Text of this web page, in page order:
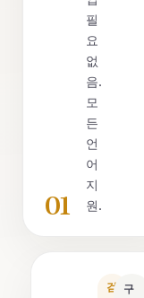
01
필
요
없
음.
모
든
언
어
지
원.
검
구